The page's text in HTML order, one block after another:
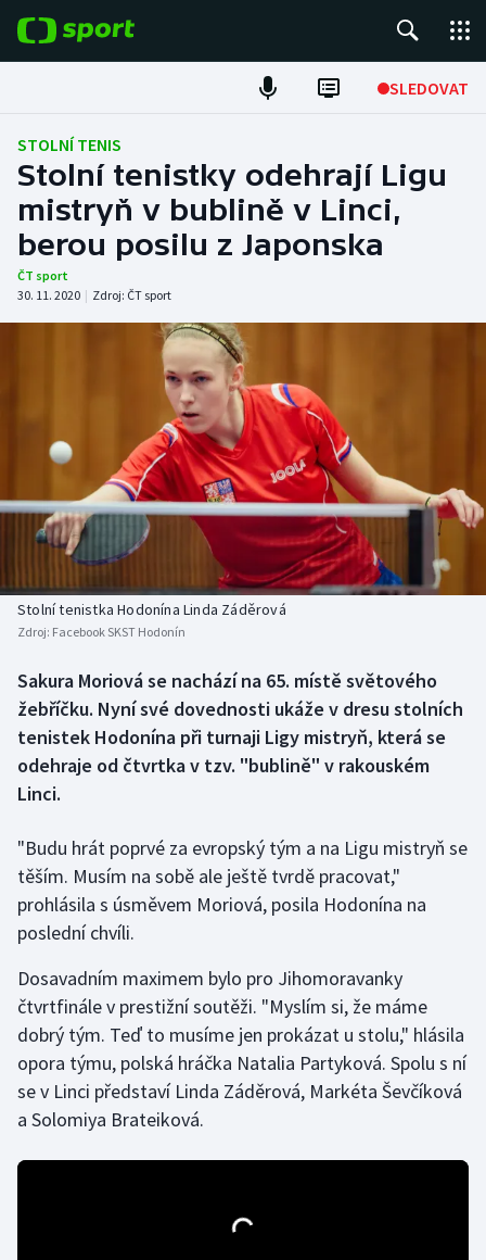
SLEDOVAT
Fotbal
Hokej
Tenis
Atletika
Americký fotbal
Baseball a softbal
Basketbal
Biatlon
Box
Curling
Florbal
Futsal
Golf
Gymnastika
Házená
Jezdectví
NEPŘEHLÉDNĚTE
Soutěže
Historické návraty
Aplikace ČT sport
STOLNÍ TENIS
Stolní tenistky odehrají Ligu
mistryň v bublině v Linci,
berou posilu z Japonska
ČT sport
30. 11. 2020 | Zdroj: ČT sport
Stolní tenistka Hodonína Linda Záděrová
Zdroj: Facebook SKST Hodonín
Sakura Moriová se nachází na 65. místě světového
žebříčku. Nyní své dovednosti ukáže v dresu stolních
tenistek Hodonína při turnaji Ligy mistryň, která se
odehraje od čtvrtka v tzv. "bublině" v rakouském
Linci.
"Budu hrát poprvé za evropský tým a na Ligu mistryň se
těším. Musím na sobě ale ještě tvrdě pracovat,"
prohlásila s úsměvem Moriová, posila Hodonína na
poslední chvíli.
Dosavadním maximem bylo pro Jihomoravanky
čtvrtfinále v prestižní soutěži. "Myslím si, že máme
dobrý tým. Teď to musíme jen prokázat u stolu," hlásila
opora týmu, polská hráčka Natalia Partyková. Spolu s ní
se v Linci představí Linda Záděrová, Markéta Ševčíková
a Solomiya Brateiková.